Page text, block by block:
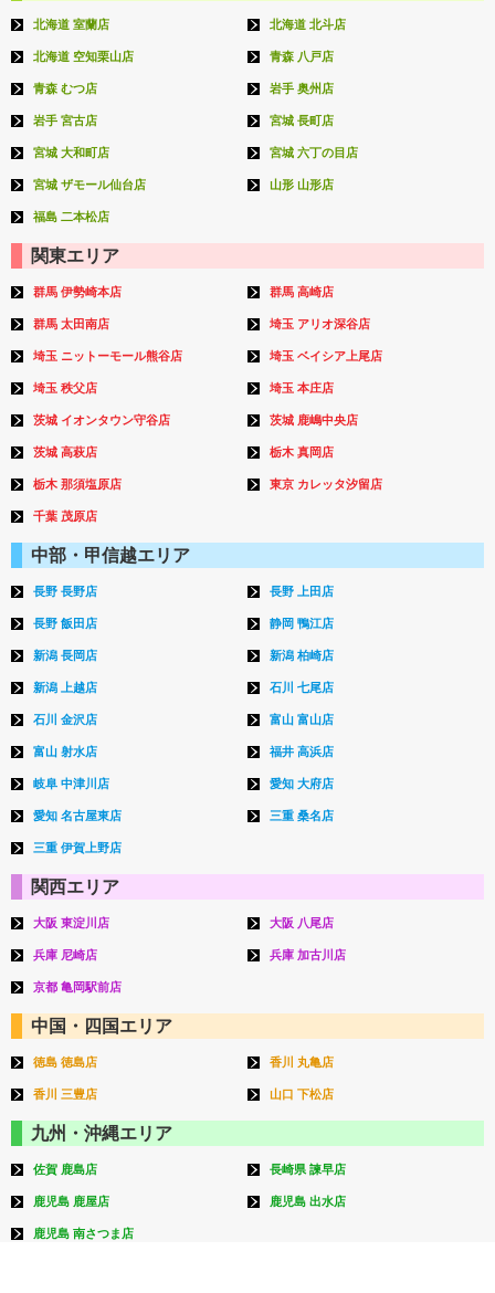
北海道 室蘭店 北海道 北斗店
北海道 空知栗山店 青森 八戸店
青森 むつ店 岩手 奥州店
岩手 宮古店 宮城 長町店
宮城 大和町店 宮城 六丁の目店
宮城 ザモール仙台店 山形 山形店
福島 二本松店
関東エリア
群馬 伊勢崎本店 群馬 高崎店
群馬 太田南店 埼玉 アリオ深谷店
埼玉 ニットーモール熊谷店 埼玉 ベイシア上尾店
埼玉 秩父店 埼玉 本庄店
茨城 イオンタウン守谷店 茨城 鹿嶋中央店
茨城 高萩店 栃木 真岡店
栃木 那須塩原店 東京 カレッタ汐留店
千葉 茂原店
中部・甲信越エリア
長野 長野店 長野 上田店
長野 飯田店 静岡 鴨江店
新潟 長岡店 新潟 柏崎店
新潟 上越店 石川 七尾店
石川 金沢店 富山 富山店
富山 射水店 福井 高浜店
岐阜 中津川店 愛知 大府店
愛知 名古屋東店 三重 桑名店
三重 伊賀上野店
関西エリア
大阪 東淀川店 大阪 八尾店
兵庫 尼崎店 兵庫 加古川店
京都 亀岡駅前店
中国・四国エリア
徳島 徳島店 香川 丸亀店
香川 三豊店 山口 下松店
九州・沖縄エリア
佐賀 鹿島店 長崎県 諫早店
鹿児島 鹿屋店 鹿児島 出水店
鹿児島 南さつま店